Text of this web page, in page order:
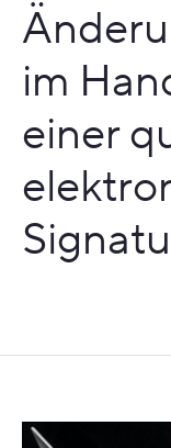
im
einer